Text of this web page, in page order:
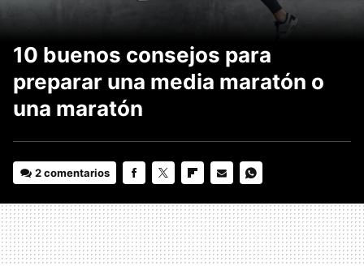
10 buenos consejos para
preparar una media maratón o
una maratón
2 comentarios
MAIL